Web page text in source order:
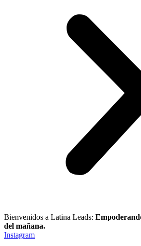
Bienvenidos a Latina Leads:
del mañana.
Instagram